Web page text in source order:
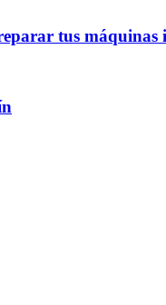
tus máquinas